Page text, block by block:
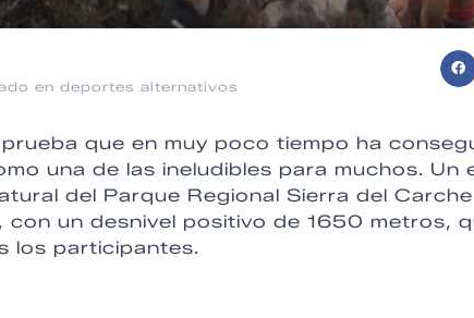
en deportes alternativos
que en muy poco tiempo ha
una de las ineludibles para muchos. Un
del Parque Regional Sierra del
con un desnivel positivo de 1650 metros,
los participantes.